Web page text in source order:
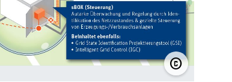
copyright© NetzeBW